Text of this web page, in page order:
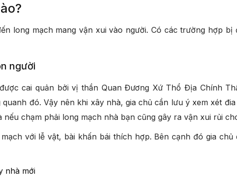
long mạch mang vận xui vào người. Có các trường hợp bị
người
cai quản bởi vị thần Quan Đương Xứ Thổ Địa Chính
đó. Vậy nên khi xây nhà, gia chủ cần lưu ý xem xét
chạm phải long mạch nhà bạn cũng gây ra vận xui rủi
với lễ vật, bài khấn bái thích hợp. Bên cạnh đó gia
nhà mới